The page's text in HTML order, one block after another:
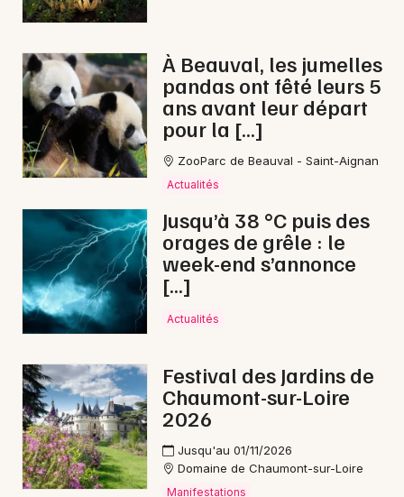
Newsletter des sorties
Artistes en tournée
Actus à Vendôme
Magazine à Vendôme
41 - Loir-et-Cher
Choisir mes départements
Mon email
À Beauval, les jumelles
pandas ont fêté leurs 5
ans avant leur départ
pour la […]
ZooParc de Beauval - Saint-Aignan
Actualités
Jusqu’à 38 °C puis des
orages de grêle : le
week-end s’annonce
[…]
Actualités
Festival des Jardins de
Chaumont-sur-Loire
2026
Jusqu'au 01/11/2026
Domaine de Chaumont-sur-Loire
Manifestations